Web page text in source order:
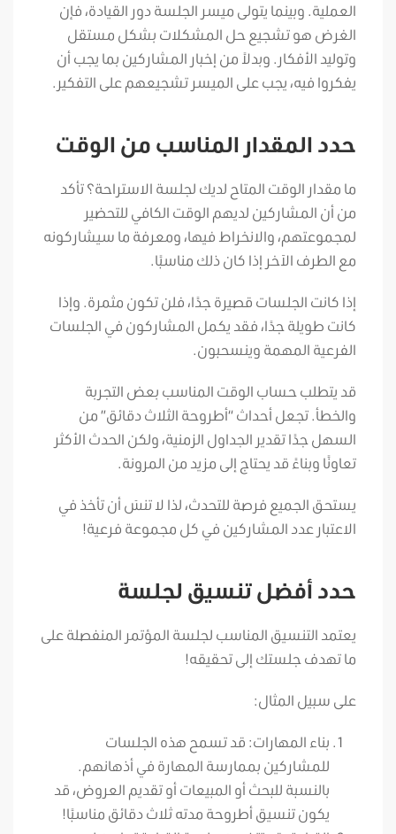
العملية. وبينما يتولى ميسر الجلسة دور القيادة، فإن
الغرض هو تشجيع حل المشكلات بشكل مستقل
وتوليد الأفكار. وبدلاً من إخبار المشاركين بما يجب أن
يفكروا فيه، يجب على الميسر تشجيعهم على التفكير.
حدد المقدار المناسب من الوقت
ما مقدار الوقت المتاح لديك لجلسة الاستراحة؟ تأكد
من أن المشاركين لديهم الوقت الكافي للتحضير
لمجموعتهم، والانخراط فيها، ومعرفة ما سيشاركونه
مع الطرف الآخر إذا كان ذلك مناسبًا.
إذا كانت الجلسات قصيرة جدًا، فلن تكون مثمرة. وإذا
كانت طويلة جدًا، فقد يكمل المشاركون في الجلسات
الفرعية المهمة وينسحبون.
قد يتطلب حساب الوقت المناسب بعض التجربة
والخطأ. تجعل أحداث “أطروحة الثلاث دقائق” من
السهل جدًا تقدير الجداول الزمنية، ولكن الحدث الأكثر
تعاونًا وبناءً قد يحتاج إلى مزيد من المرونة.
يستحق الجميع فرصة للتحدث، لذا لا تنسَ أن تأخذ في
الاعتبار عدد المشاركين في كل مجموعة فرعية!
حدد أفضل تنسيق لجلسة
يعتمد التنسيق المناسب لجلسة المؤتمر المنفصلة على
ما تهدف جلستك إلى تحقيقه!
على سبيل المثال:
بناء المهارات: قد تسمح هذه الجلسات
للمشاركين بممارسة المهارة في أذهانهم.
بالنسبة للبحث أو المبيعات أو تقديم العروض، قد
يكون تنسيق أطروحة مدته ثلاث دقائق مناسبًا!